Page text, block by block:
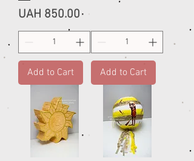
Price
UAH 850.00
Add to Cart Add to Cart